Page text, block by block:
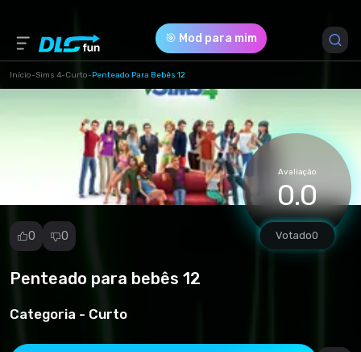
🎯 Mod para mim
Início-Sims 4-Curto-Penteado Para Bebês 12
Avaliação
0.0
Votado0
0 0
Penteado para bebês 12
Categoria - Curto
Denunciar
Versão do Jogo *
1.100.147.1030 (sims4pack_12440-Pricheska-dlya-
malyshek-hungry-hair.package)
Download (4.90 Mb)